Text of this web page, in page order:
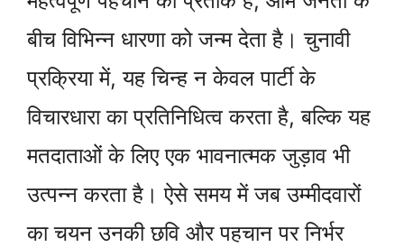
बीच विभिन्न धारणा को जन्म देता है। चुनावी
प्रक्रिया में, यह चिन्ह न केवल पार्टी के
विचारधारा का प्रतिनिधित्व करता है, बल्कि यह
मतदाताओं के लिए एक भावनात्मक जुड़ाव भी
उत्पन्न करता है। ऐसे समय में जब उम्मीदवारों
का चयन उनकी छवि और पहचान पर निर्भर